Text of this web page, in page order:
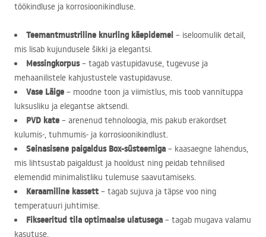
töökindluse ja korrosioonikindluse.
Teemantmustriline knurling käepidemel – iseloomulik detail,
mis lisab kujundusele šikki ja elegantsi.
Messingkorpus– tagab vastupidavuse, tugevuse ja
mehaanilistele kahjustustele vastupidavuse.
Vase Läige – moodne toon ja viimistlus, mis toob vannituppa
luksusliku ja elegantse aktsendi.
PVD kate – arenenud tehnoloogia, mis pakub erakordset
kulumis-, tuhmumis- ja korrosioonikindlust.
Seinasisene paigaldus Box-süsteemiga – kaasaegne lahendus,
mis lihtsustab paigaldust ja hooldust ning peidab tehnilised
elemendid minimalistliku tulemuse saavutamiseks.
Keraamiline kassett – tagab sujuva ja täpse voo ning
temperatuuri juhtimise.
Fikseeritud tila optimaalse ulatusega – tagab mugava valamu
kasutuse.